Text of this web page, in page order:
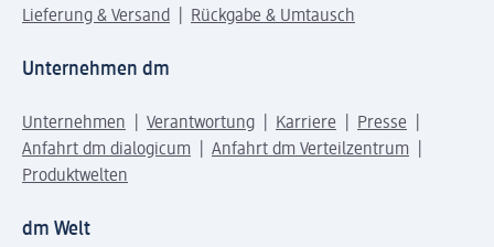
Lieferung & Versand
Rückgabe & Umtausch
Unternehmen dm
Unternehmen Verantwortung Karriere
Presse
Anfahrt dm dialogicum
Anfahrt dm Verteilzentrum
Produktwelten
dm Welt